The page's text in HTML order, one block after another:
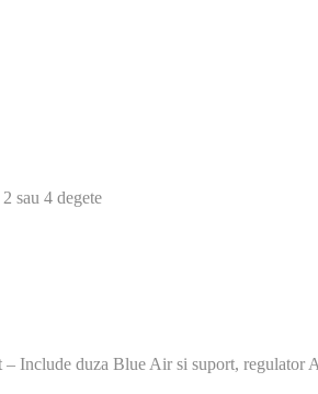
sau 4 degete
Include duza Blue Air si suport, regulator